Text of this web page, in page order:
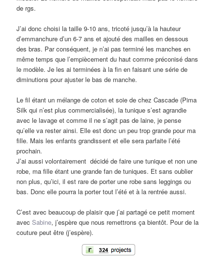
de rgs.
J’ai donc choisi la taille 9-10 ans, tricoté jusqu’à la hauteur
d’emmanchure d’un 6-7 ans et ajouté des mailles en dessous
des bras. Par conséquent, je n’ai pas terminé les manches en
même temps que l’empiècement du haut comme préconisé dans
le modèle. Je les ai terminées à la fin en faisant une série de
diminutions pour ajuster le bas de manche.
Le fil étant un mélange de coton et soie de chez Cascade (Pima
Silk qui n’est plus commercialisée), la tunique s’est agrandie
avec le lavage et comme il ne s’agit pas de laine, je pense
qu’elle va rester ainsi. Elle est donc un peu trop grande pour ma
fille. Mais les enfants grandissent et elle sera parfaite l’été
prochain.
J’ai aussi volontairement décidé de faire une tunique et non une
robe, ma fille étant une grande fan de tuniques. Et sans oublier
non plus, qu’ici, il est rare de porter une robe sans leggings ou
bas. Donc elle pourra la porter tout l’été et à la rentrée aussi.
C’est avec beaucoup de plaisir que j’ai partagé ce petit moment
avecSabine, j’espère que nous remettrons ça bientôt. Pour de la
couture peut être (j’espère).